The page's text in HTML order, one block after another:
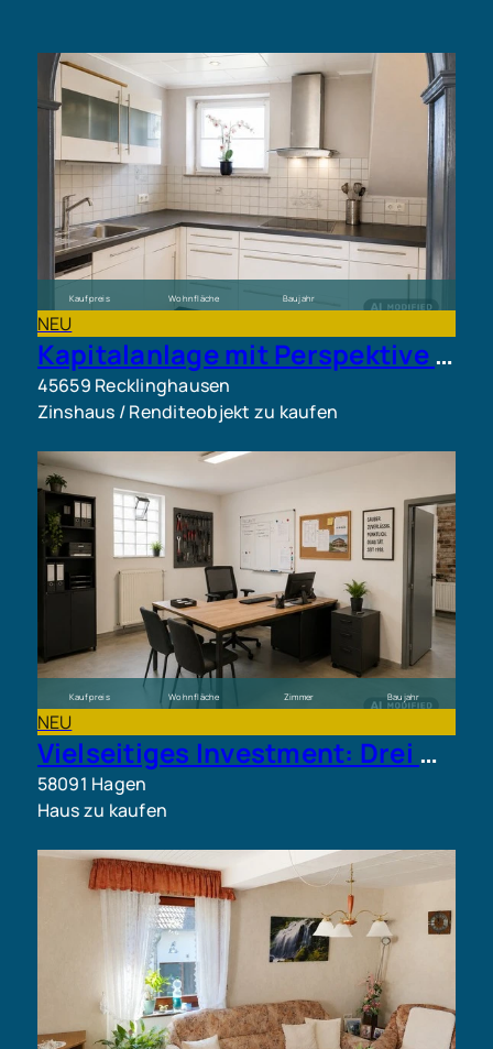
NEU
Kaufpreis
665.000 €
Wohnfläche Baujahr
Kapitalanlage mit Perspektive – Substanz trifft Entwicklungspotenzial
45659 Recklinghausen
Zinshaus / Renditeobjekt zu kaufen
NEU
Kaufpreis
460.000 €
Wohnfläche Zimmer Baujahr
Vielseitiges Investment: Drei Wohneinheiten plus ca. 400 m² Gewerbefläche
58091 Hagen
Haus zu kaufen